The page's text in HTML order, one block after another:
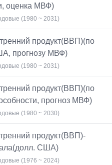
оценка МВФ)
(1980 ~ 2031)
продукт(ВВП)(по
прогнозу МВФ)
(1980 ~ 2031)
продукт(ВВП)(по
прогноз МВФ)
(1980 ~ 2030)
продукт(ВВП)-
США)
(1976 ~ 2024)